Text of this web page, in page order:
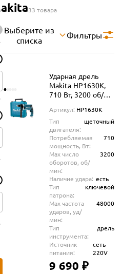
33 товара
Выберите из
списка
Фильтры
Ударная дрель
Makita HP1630K,
710 Вт, 3200 об/
Артикул: HP1630K
Тип
двигателя:
щеточный
Потребляемая
мощность, Вт:
710
Max число
оборотов, об/
мин:
3200
Наличие удара: есть
Тип
патрона:
ключевой
Max частота
ударов, уд/
мин:
48000
Тип
инструмента:
дрель
Источник
питания:
сеть
220V
9 690 ₽